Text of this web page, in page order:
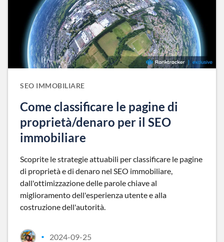
SEO IMMOBILIARE
Come classificare le pagine di
proprietà/denaro per il SEO
immobiliare
Scoprite le strategie attuabili per classificare le pagine
di proprietà e di denaro nel SEO immobiliare,
dall'ottimizzazione delle parole chiave al
miglioramento dell'esperienza utente e alla
costruzione dell'autorità.
• 2024-09-25